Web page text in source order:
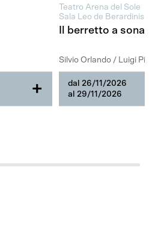
+
Teatro Arena del Sole
Sala Leo de Berardinis
Il berretto a sonagli
Silvio Orlando / Luigi
dal 26/11/2026
al 29/11/2026